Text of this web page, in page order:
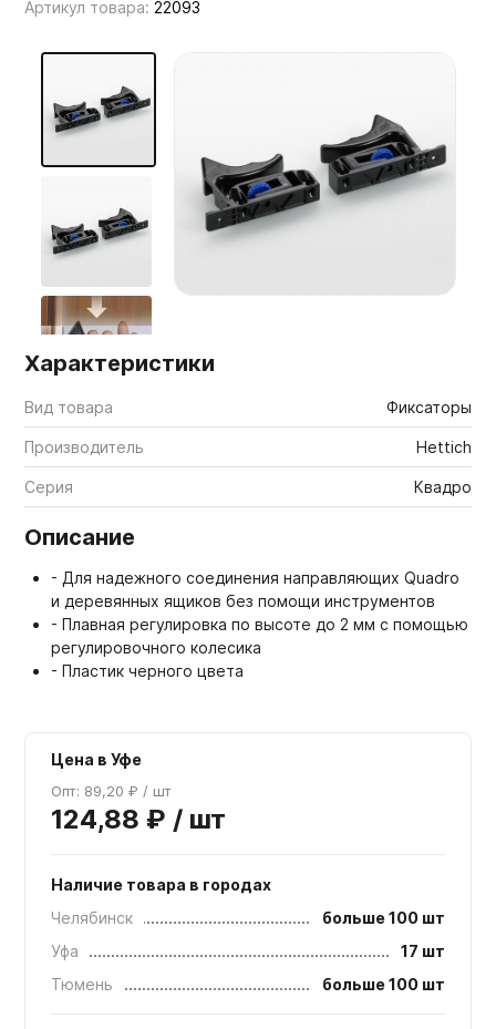
Артикул товара: 22093
Характеристики
Вид товара Фиксаторы
Производитель Hettich
Серия Квадро
Описание
- Для надежного соединения направляющих Quadro
и деревянных ящиков без помощи инструментов
- Плавная регулировка по высоте до 2 мм с помощью
регулировочного колесика
- Пластик черного цвета
Цена в Уфе
Опт: 89,20 ₽ / шт
124,88 ₽ / шт
Наличие товара в городах
Челябинск
больше 100 шт
Уфа
17 шт
Тюмень
больше 100 шт